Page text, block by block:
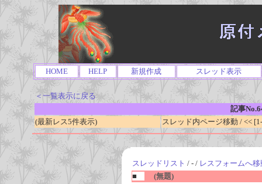
HOME HELP 新規作成 スレッド表示
＜一覧表示に戻る
記事
(最新レス5件表示)
スレッド内ページ移動 / <<
スレッドリスト / - / レスフォームへ移
■
(無題)